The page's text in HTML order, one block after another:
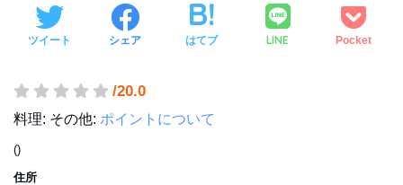
ツイート シェア はてブ LINE Pocket
/20.0
料理: その他: ポイントについて
()
住所